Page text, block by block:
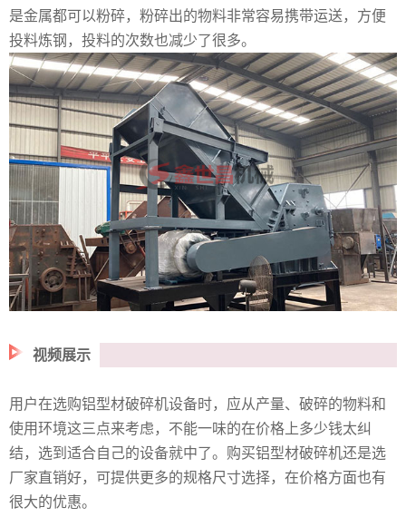
是金属都可以粉碎，粉碎出的物料非常容易携带运送，方便
投料炼钢，投料的次数也减少了很多。
视频展示
用户在选购铝型材破碎机设备时，应从产量、破碎的物料和
使用环境这三点来考虑，不能一味的在价格上多少钱太纠
结，选到适合自己的设备就中了。购买铝型材破碎机还是选
厂家直销好，可提供更多的规格尺寸选择，在价格方面也有
很大的优惠。